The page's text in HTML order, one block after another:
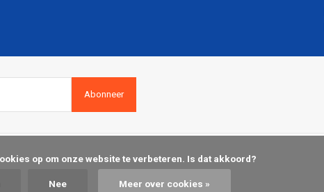
Abonneer
Nee Meer over cookies »